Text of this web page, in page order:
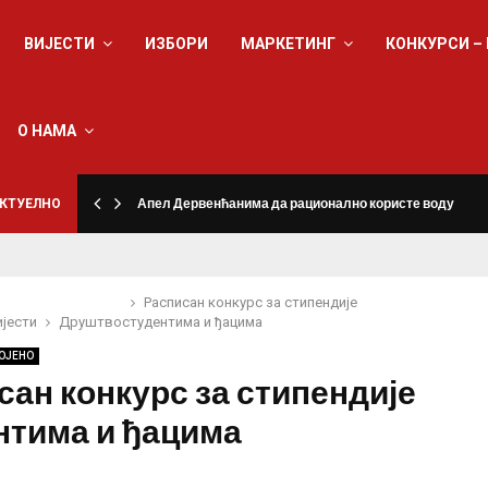
ВИЈЕСТИ ИЗБОРИ МАРКЕТИНГ КОНКУРСИ
О НАМА
Апел Дервенћанима да рационално користе воду
Друштво
Расписан конкурс за стипендије
студентима и ђацима
конкурс за стипендије
и ђацима